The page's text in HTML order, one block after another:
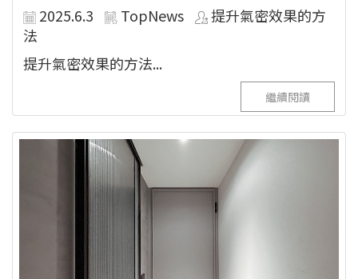
2025.6.3 TopNews
提升氣密效果的方
法
提升氣密效果的方法...
繼續閱讀